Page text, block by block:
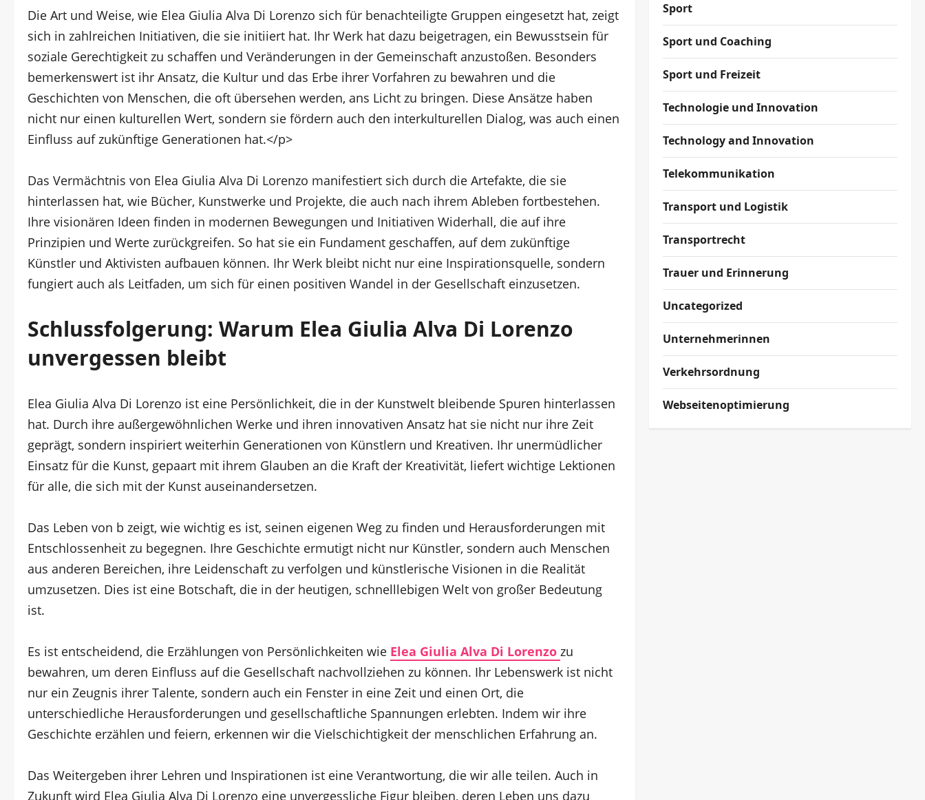
Die Art und Weise, wie Elea Giulia Alva Di Lorenzo sich für benachteiligte Gruppen eingesetzt hat, zeigt
sich in zahlreichen Initiativen, die sie initiiert hat. Ihr Werk hat dazu beigetragen, ein Bewusstsein für
soziale Gerechtigkeit zu schaffen und Veränderungen in der Gemeinschaft anzustoßen. Besonders
bemerkenswert ist ihr Ansatz, die Kultur und das Erbe ihrer Vorfahren zu bewahren und die
Geschichten von Menschen, die oft übersehen werden, ans Licht zu bringen. Diese Ansätze haben
nicht nur einen kulturellen Wert, sondern sie fördern auch den interkulturellen Dialog, was auch einen
Einfluss auf zukünftige Generationen hat.</p>
Das Vermächtnis von Elea Giulia Alva Di Lorenzo manifestiert sich durch die Artefakte, die sie
hinterlassen hat, wie Bücher, Kunstwerke und Projekte, die auch nach ihrem Ableben fortbestehen.
Ihre visionären Ideen finden in modernen Bewegungen und Initiativen Widerhall, die auf ihre
Prinzipien und Werte zurückgreifen. So hat sie ein Fundament geschaffen, auf dem zukünftige
Künstler und Aktivisten aufbauen können. Ihr Werk bleibt nicht nur eine Inspirationsquelle, sondern
fungiert auch als Leitfaden, um sich für einen positiven Wandel in der Gesellschaft einzusetzen.
Schlussfolgerung: Warum Elea Giulia Alva Di Lorenzo
unvergessen bleibt
Elea Giulia Alva Di Lorenzo ist eine Persönlichkeit, die in der Kunstwelt bleibende Spuren hinterlassen
hat. Durch ihre außergewöhnlichen Werke und ihren innovativen Ansatz hat sie nicht nur ihre Zeit
geprägt, sondern inspiriert weiterhin Generationen von Künstlern und Kreativen. Ihr unermüdlicher
Einsatz für die Kunst, gepaart mit ihrem Glauben an die Kraft der Kreativität, liefert wichtige Lektionen
für alle, die sich mit der Kunst auseinandersetzen.
Das Leben von b zeigt, wie wichtig es ist, seinen eigenen Weg zu finden und Herausforderungen mit
Entschlossenheit zu begegnen. Ihre Geschichte ermutigt nicht nur Künstler, sondern auch Menschen
aus anderen Bereichen, ihre Leidenschaft zu verfolgen und künstlerische Visionen in die Realität
umzusetzen. Dies ist eine Botschaft, die in der heutigen, schnelllebigen Welt von großer Bedeutung
ist.
Es ist entscheidend, die Erzählungen von Persönlichkeiten wie Elea Giulia Alva Di Lorenzo zu
bewahren, um deren Einfluss auf die Gesellschaft nachvollziehen zu können. Ihr Lebenswerk ist nicht
nur ein Zeugnis ihrer Talente, sondern auch ein Fenster in eine Zeit und einen Ort, die
unterschiedliche Herausforderungen und gesellschaftliche Spannungen erlebten. Indem wir ihre
Geschichte erzählen und feiern, erkennen wir die Vielschichtigkeit der menschlichen Erfahrung an.
Das Weitergeben ihrer Lehren und Inspirationen ist eine Verantwortung, die wir alle teilen. Auch in
Zukunft wird Elea Giulia Alva Di Lorenzo eine unvergessliche Figur bleiben, deren Leben uns dazu
Sport
Sport und Coaching
Sport und Freizeit
Technologie und Innovation
Technology and Innovation
Telekommunikation
Transport und Logistik
Transportrecht
Trauer und Erinnerung
Uncategorized
Unternehmerinnen
Verkehrsordnung
Webseitenoptimierung